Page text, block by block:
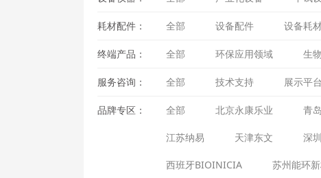
耗材配件： 全部 设备配件 设备耗
终端产品： 全部 环保应用领域 生
服务咨询： 全部 技术支持 展示平台
品牌专区： 全部 北京永康乐业 青
江苏纳易 天津东文 深
西班牙BIOINICIA 苏州能环